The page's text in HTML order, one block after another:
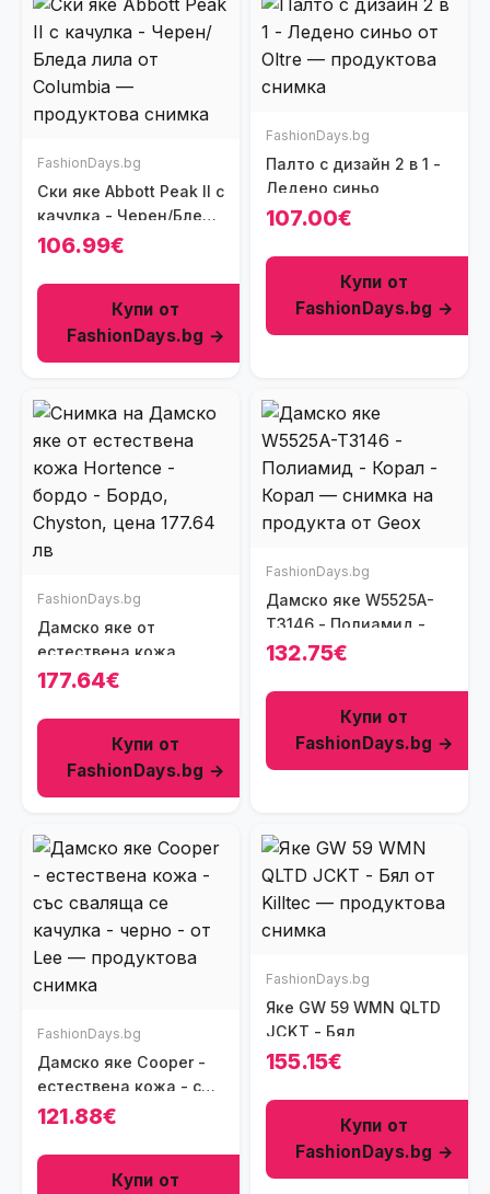
FashionDays.bg
Ски яке Abbott Peak II с
качулка - Черен/Бледа
лила
106.99€
Купи от
FashionDays.bg →
FashionDays.bg
Палто с дизайн 2 в 1 -
Ледено синьо
107.00€
Купи от
FashionDays.bg →
FashionDays.bg
Дамско яке от
естествена кожа
Hortence - бордо -
177.64€
Купи от
FashionDays.bg →
FashionDays.bg
Дамско яке W5525A-
T3146 - Полиамид -
Корал - Корал
132.75€
Купи от
FashionDays.bg →
FashionDays.bg
Дамско яке Cooper -
естествена кожа - със
сваляща се качулка -
121.88€
Купи от
FashionDays.bg
Яке GW 59 WMN QLTD
JCKT - Бял
155.15€
Купи от
FashionDays.bg →